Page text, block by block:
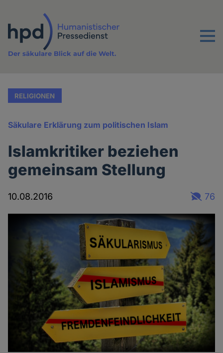
Inhalt
Menu
Der säkulare Blick auf die Welt.
RELIGIONEN
Säkulare Erklärung zum politischen Islam
Islamkritiker beziehen
gemeinsam Stellung
10.08.2016 76